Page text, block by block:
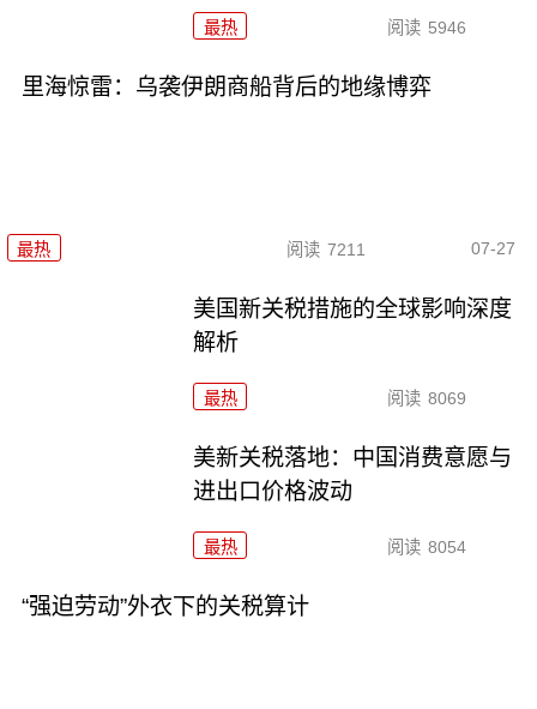
最热 阅读 5946
里海惊雷：乌袭伊朗商船背后的地缘博弈
最热 阅读 7211 07-27
美国新关税措施的全球影响深度
解析
最热 阅读 8069
美新关税落地：中国消费意愿与
进出口价格波动
最热 阅读 8054
“强迫劳动”外衣下的关税算计